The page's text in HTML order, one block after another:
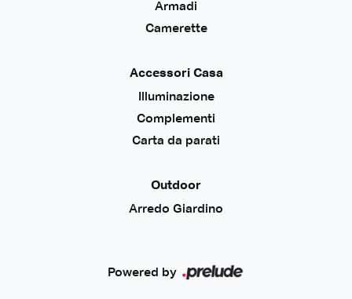
Armadi
Camerette
Accessori Casa
Illuminazione
Complementi
Carta da parati
Outdoor
Arredo Giardino
Powered by